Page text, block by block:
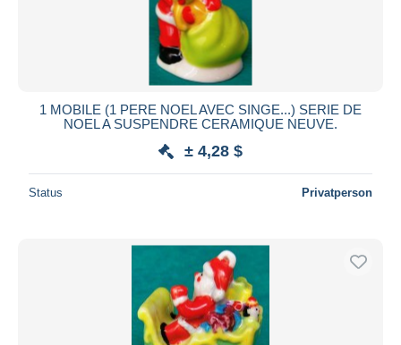
1 MOBILE (1 PERE NOEL AVEC SINGE...) SERIE DE
NOEL A SUSPENDRE CERAMIQUE NEUVE.
± 4,28 $
Status Privatperson